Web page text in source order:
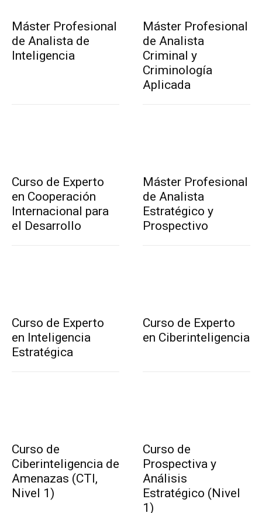
Máster Profesional
de Analista de
Inteligencia
Máster Profesional
de Analista
Criminal y
Criminología
Aplicada
Curso de Experto
en Cooperación
Internacional para
el Desarrollo
Máster Profesional
de Analista
Estratégico y
Prospectivo
Curso de Experto
en Inteligencia
Estratégica
Curso de Experto
en Ciberinteligencia
Curso de
Ciberinteligencia de
Amenazas (CTI,
Nivel 1)
Curso de
Prospectiva y
Análisis
Estratégico (Nivel
1)